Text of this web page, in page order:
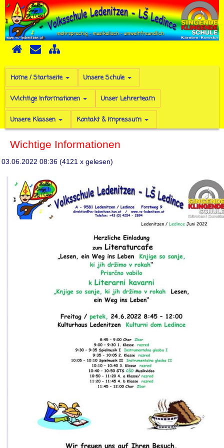
Home / Startseite Unsere Schule
Wichtige Informationen Unser Lehrerteam
Unsere Klassen Kontakt & Impressum
Wichtige Informationen
03.06.2022 08:36 (4121 x gelesen)